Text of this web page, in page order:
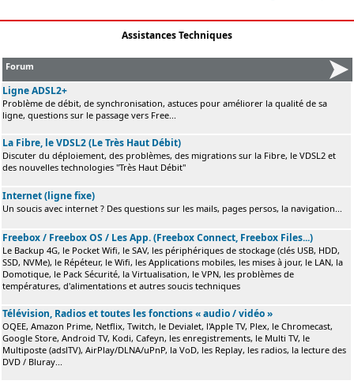
Assistances Techniques
Forum
Ligne ADSL2+
Problème de débit, de synchronisation, astuces pour améliorer la qualité de sa
ligne, questions sur le passage vers Free...
La Fibre, le VDSL2 (Le Très Haut Débit)
Discuter du déploiement, des problèmes, des migrations sur la Fibre, le VDSL2 et
des nouvelles technologies "Très Haut Débit"
Internet (ligne fixe)
Un soucis avec internet ? Des questions sur les mails, pages persos, la navigation...
Freebox / Freebox OS / Les App. (Freebox Connect, Freebox Files...)
Le Backup 4G, le Pocket Wifi, le SAV, les périphériques de stockage (clés USB, HDD,
SSD, NVMe), le Répéteur, le Wifi, les Applications mobiles, les mises à jour, le LAN, la
Domotique, le Pack Sécurité, la Virtualisation, le VPN, les problèmes de
températures, d'alimentations et autres soucis techniques
Télévision, Radios et toutes les fonctions « audio / vidéo »
OQEE, Amazon Prime, Netflix, Twitch, le Devialet, l'Apple TV, Plex, le Chromecast,
Google Store, Android TV, Kodi, Cafeyn, les enregistrements, le Multi TV, le
Multiposte (adslTV), AirPlay/DLNA/uPnP, la VoD, les Replay, les radios, la lecture des
DVD / Bluray...